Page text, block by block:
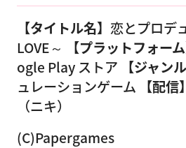
【タイトル名】 恋とプロデ
LOVE～
【プラットフォーム
ogle Play ストア
【ジャンル
ュレーションゲーム
【配信】
（ニキ）
(C)Papergames